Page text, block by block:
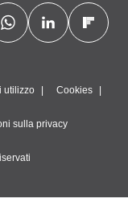
utilizzo Cookies
sulla privacy